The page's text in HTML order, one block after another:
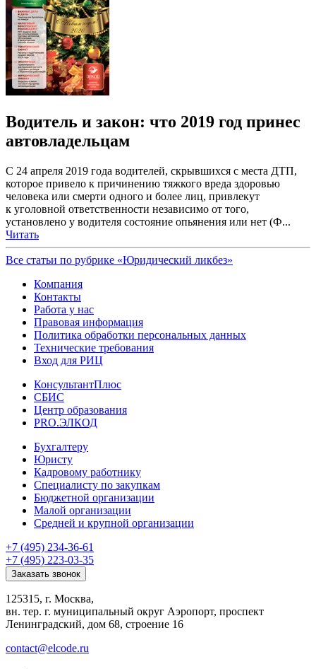
Водитель и закон: что 2019 год принес
автовладельцам
С 24 апреля 2019 года водителей, скрывшихся с места ДТП,
которое привело к причинению тяжкого вреда здоровью
человека или смерти одного и более лиц, привлекут
к уголовной ответственности независимо от того,
установлено у водителя состояние опьянения или нет (Ф...
Читать
Все статьи по рубрике «Юридический ликбез»
Компания
Контакты
Работа у нас
Правовая информация
Политика обработки персональных данных
Технические требования
Вход для РИЦ
КонсультантПлюс
СБИС
Центр образования
PRO.ЭЛКОД
Бухгалтеру
Юристу
Кадровому работнику
Специалисту по закупкам
Бюджетной организации
Малой организации
Средней и крупной организации
+7 (495) 234-36-61
+7 (495) 223-03-35
Заказать звонок
125315, г. Москва,
вн. тер. г. муниципальный округ Аэропорт, проспект
Ленинградский, дом 68, строение 16
contact@elcode.ru